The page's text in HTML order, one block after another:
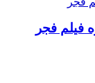
فیلم فجر